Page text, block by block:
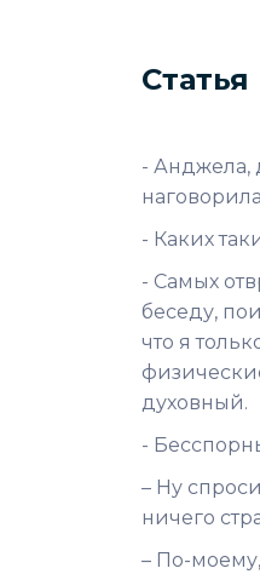
Статья
- Анджела,
- Каких
- Самых
беседу,
что я
духовный.
-
– Ну
ничего
– По-